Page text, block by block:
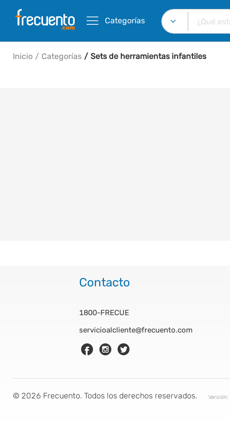
Categorías
Inicio Categorías Sets de herramientas infantiles
Contacto
1800-FRECUE
servicioalcliente@frecuento.com
© 2026 Frecuento. Todos los derechos reservados. Versión: